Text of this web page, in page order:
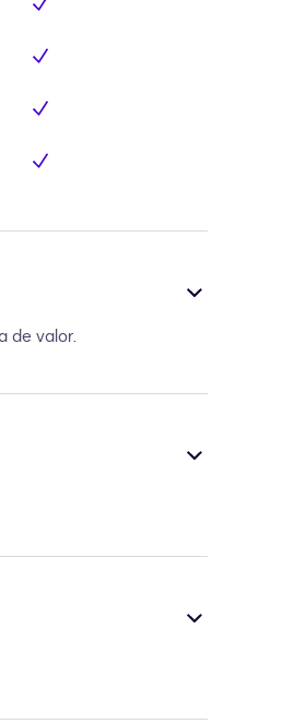
Inclui
Inclui
Inclui
Inclui
de valor.